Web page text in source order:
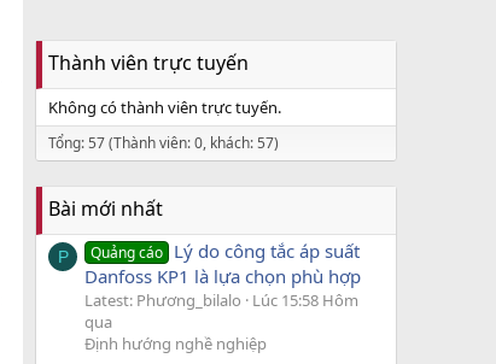
Thành viên trực tuyến
Không có thành viên trực tuyến.
Tổng: 57 (Thành viên: 0, khách: 57)
Bài mới nhất
P Quảng cáo Lý do công tắc áp suất
Danfoss KP1 là lựa chọn phù hợp
Latest: Phương_bilalo
Lúc 15:58 Hôm
qua
Định hướng nghề nghiệp